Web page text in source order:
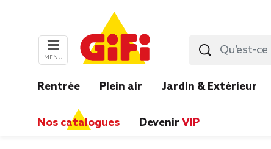
MENU
Rentrée Plein air Jardin & Extérieur
Nos catalogues Devenir VIP